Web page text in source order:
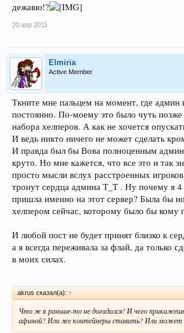
дежавю!?
20 апр 2011
Elmiria
Active Member
Ткните мне пальцем на момент, где админ
постоянно. По-моему это было чуть позже
набора хелперов. А как не хочется
И ведь никто ничего не может сделать
И правда был бы Вова полноценным
круто. Но мне кажется, что все это и так
просто мысли вслух расстроенных
тронут сердца админа Т_Т . Ну почему я 4
пришла именно на этот сервер? Была бы
хелпером сейчас, которому было бы кому
И любой пост не будет принят близко к
а я всегда переживала за флай, да только
в моих силах.
akrus сказал(а): ↑
Что ж я раньше-то не догадался! И чего
афиной? Или же контейнеры ставить? Или может